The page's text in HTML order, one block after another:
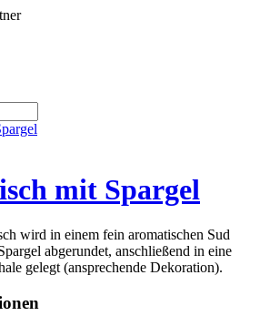
mit Spargel
wird in einem fein aromatischen Sud
abgerundet, anschließend in eine
gelegt (ansprechende Dekoration).